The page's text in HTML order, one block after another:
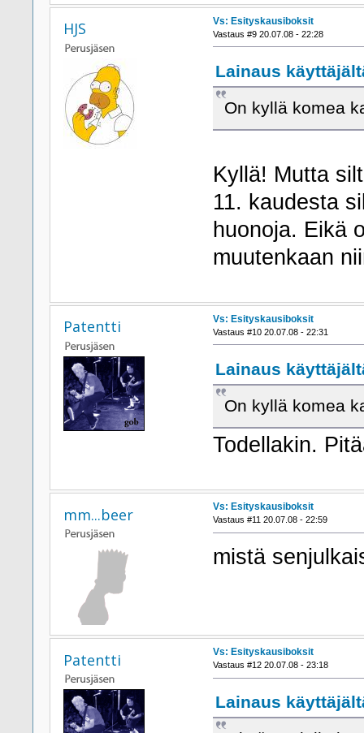
HJS Vs: Esityskausiboksit
Vastaus #9 20.07.08 - 22:28
Lainaus
On kyllä komea
Kyllä! Mutta
11. kaudesta
huonoja. Eikä
muutenkaan
Patentti Vs: Esityskausiboksit
Vastaus #10 20.07.08 - 22:31
Lainaus
On kyllä komea
Todellakin.
mm...beer Vs: Esityskausiboksit
Vastaus #11 20.07.08 - 22:59
mistä
Patentti Vs: Esityskausiboksit
Vastaus #12 20.07.08 - 23:18
Lainaus